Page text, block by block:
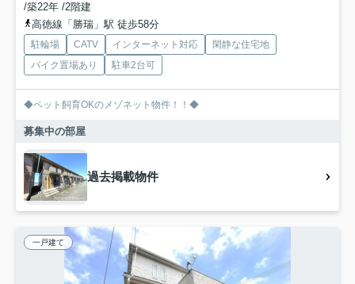
/築22年 /2階建
高徳線「勝瑞」駅 徒歩58分
駐輪場 CATV インターネット対応
閑静な住宅地
バイク置場あり
駐車2台可
◆ペット飼育OKのメゾネット物件！！◆
募集中の部屋
過去掲載物件
一戸建て